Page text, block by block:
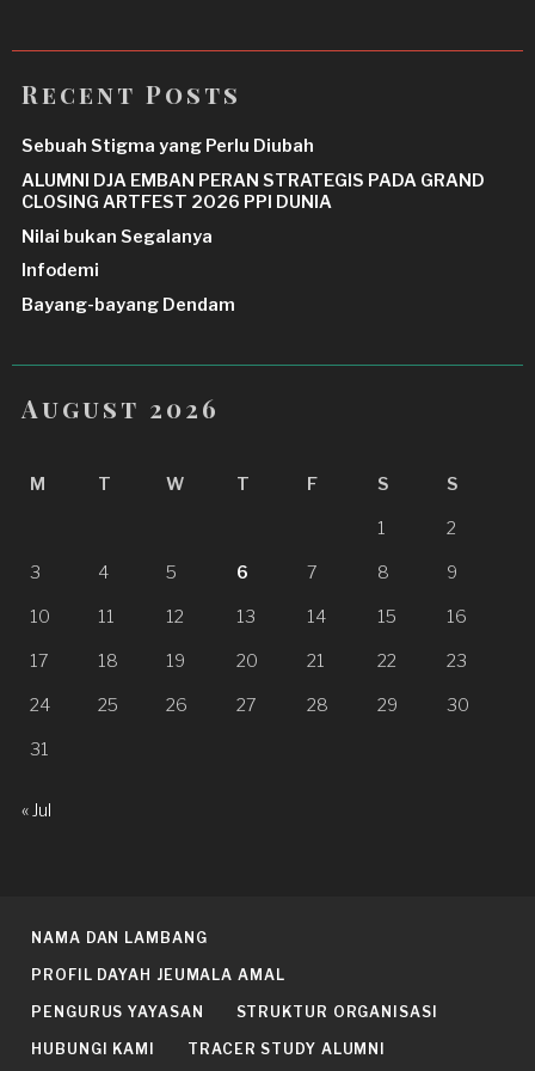
Recent Posts
Sebuah Stigma yang Perlu Diubah
ALUMNI DJA EMBAN PERAN STRATEGIS PADA GRAND
CLOSING ARTFEST 2026 PPI DUNIA
Nilai bukan Segalanya
Infodemi
Bayang-bayang Dendam
August 2026
M T W T F S S
1 2
3 4 5 6 7 8 9
10 11 12 13 14 15 16
17 18 19 20 21 22 23
24 25 26 27 28 29 30
31
« Jul
NAMA DAN LAMBANG
PROFIL DAYAH JEUMALA AMAL
PENGURUS YAYASAN STRUKTUR ORGANISASI
HUBUNGI KAMI TRACER STUDY ALUMNI